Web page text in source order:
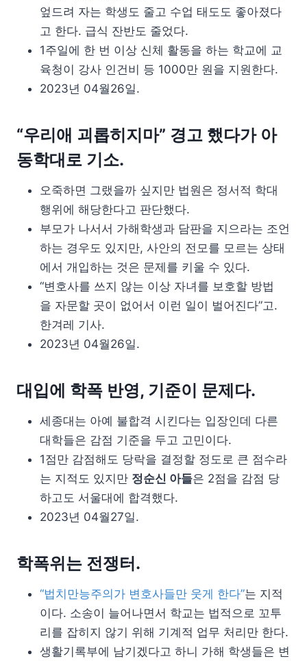
엎드려 자는 학생도 줄고 수업 태도도 좋아졌다
고 한다. 급식 잔반도 줄었다.
1주일에 한 번 이상 신체 활동을 하는 학교에 교
육청이 강사 인건비 등 1000만 원을 지원한다.
2023년 04월26일.
“우리애 괴롭히지마” 경고 했다가 아
동학대로 기소.
오죽하면 그랬을까 싶지만 법원은 정서적 학대
행위에 해당한다고 판단했다.
부모가 나서서 가해학생과 담판을 지으라는 조언
하는 경우도 있지만, 사안의 전모를 모르는 상태
에서 개입하는 것은 문제를 키울 수 있다.
“변호사를 쓰지 않는 이상 자녀를 보호할 방법
을 자문할 곳이 없어서 이런 일이 벌어진다”고.
한겨레 기사.
2023년 04월26일.
대입에 학폭 반영, 기준이 문제다.
세종대는 아예 불합격 시킨다는 입장인데 다른
대학들은 감점 기준을 두고 고민이다.
1점만 감점해도 당락을 결정할 정도로 큰 점수라
는 지적도 있지만 정순신 아들은 2점을 감점 당
하고도 서울대에 합격했다.
2023년 04월27일.
학폭위는 전쟁터.
“법치만능주의가 변호사들만 웃게 한다”는 지적
이다. 소송이 늘어나면서 학교는 법적으로 꼬투
리를 잡히지 않기 위해 기계적 업무 처리만 한다.
생활기록부에 남기겠다고 하니 가해 학생들은 변